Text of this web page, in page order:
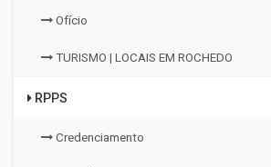
Ofício
TURISMO | LOCAIS EM ROCHEDO
RPPS
Credenciamento